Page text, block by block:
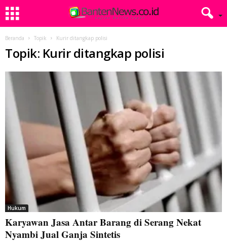
Beranda Topik Kurir ditangkap polisi
Topik: Kurir ditangkap polisi
Hukum
Karyawan Jasa Antar Barang di Serang Nekat
Nyambi Jual Ganja Sintetis